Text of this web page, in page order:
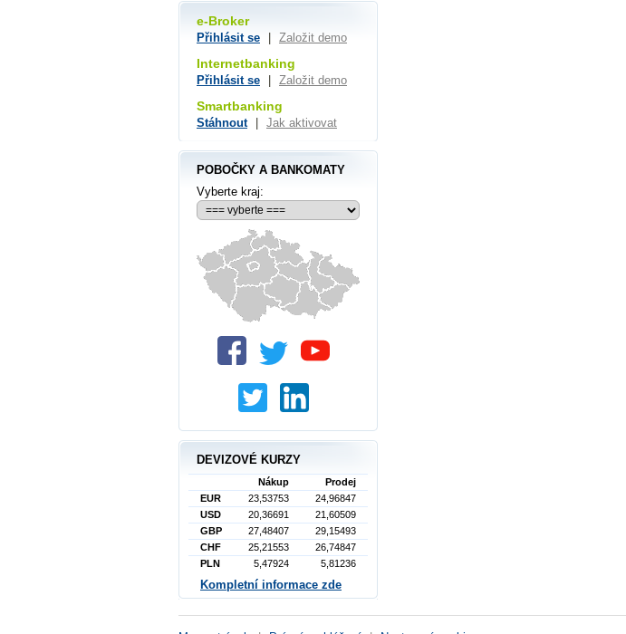
e-Broker
Přihlásit se Založit demo
Internetbanking
Přihlásit se Založit demo
Smartbanking
Stáhnout Jak aktivovat
POBOČKY A BANKOMATY
Vyberte kraj:
DEVIZOVÉ KURZY
Nákup
Prodej
EUR
23,53753
24,96847
USD
20,36691
21,60509
GBP
27,48407
29,15493
CHF
25,21553
26,74847
PLN
5,47924 5,81236
Kompletní informace zde